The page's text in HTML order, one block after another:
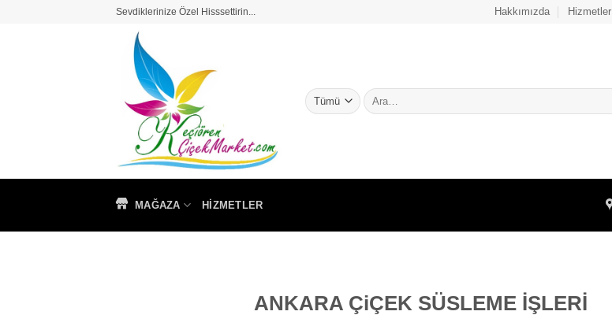
Sevdiklerinize Özel Hisssettirin... Hakkımızda Hizmetler
Ara:
MAĞAZA HIZMETLER
ANKARA ÇiÇEK SÜSLEME İŞLERİ